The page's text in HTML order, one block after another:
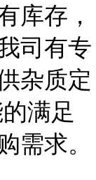
库存，
司有专
杂质定
满足
需求。